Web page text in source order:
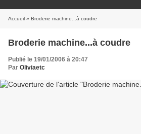
Accueil » Broderie machine...à coudre
Broderie machine...à coudre
Publié le 19/01/2006 à 20:47
Par Oliviaetc